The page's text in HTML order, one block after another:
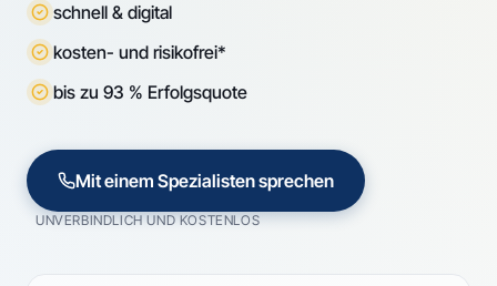
schnell & digital
kosten- und risikofrei*
bis zu 93 % Erfolgsquote
Mit einem Spezialisten sprechen
UNVERBINDLICH UND KOSTENLOS